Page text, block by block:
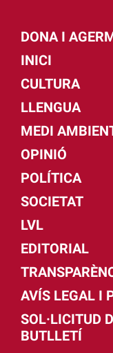
DONA I
INICI
CULTURA
LLENGUA
MEDI
OPINIÓ
POLÍTICA
SOCIETAT
LVL
EDITORIAL
AVÍS LEGAL I
SOL·LICITUD
BUTLLETÍ